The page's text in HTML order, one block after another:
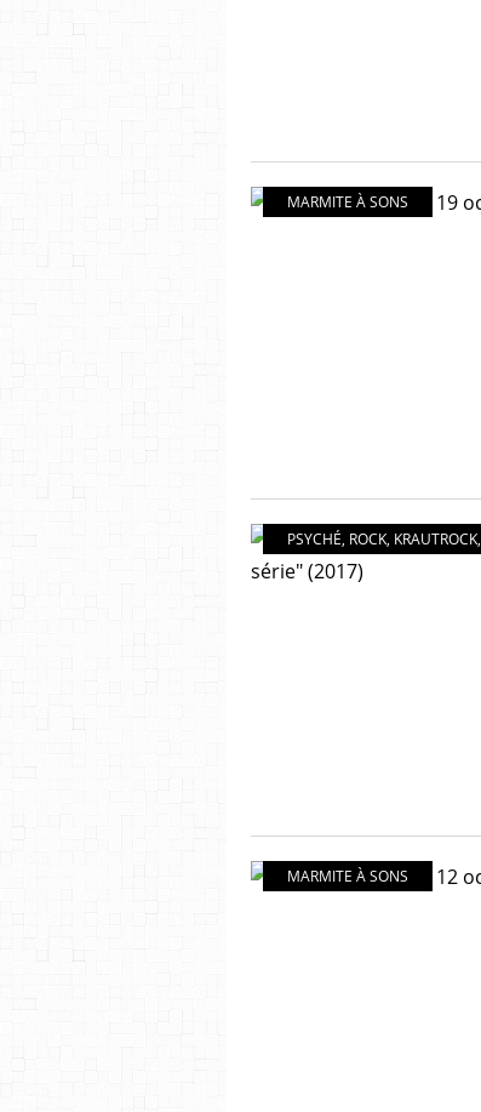
MARMITE À SONS
PSYCHÉ, ROCK, KRAUTROCK,
MARMITE À SONS